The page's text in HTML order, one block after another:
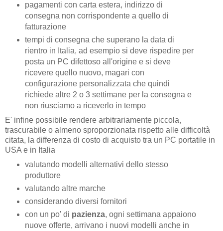
pagamenti con carta estera, indirizzo di
consegna non corrispondente a quello di
fatturazione
tempi di consegna che superano la data di
rientro in Italia, ad esempio si deve rispedire per
posta un PC difettoso all'origine e si deve
ricevere quello nuovo, magari con
configurazione personalizzata che quindi
richiede altre 2 o 3 settimane per la consegna e
non riusciamo a riceverlo in tempo
E' infine possibile rendere arbitrariamente piccola,
trascurabile o almeno sproporzionata rispetto alle difficoltà
citata, la differenza di costo di acquisto tra un PC portatile in
USA e in Italia
valutando modelli alternativi dello stesso
produttore
valutando altre marche
considerando diversi fornitori
con un po' di pazienza, ogni settimana appaiono
nuove offerte, arrivano i nuovi modelli anche in